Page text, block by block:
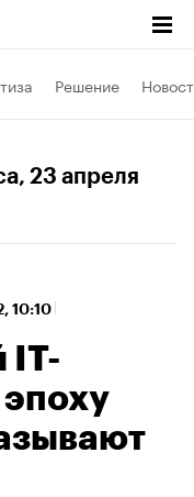
Решение
, 23 апреля
10:10
IT-
эпоху